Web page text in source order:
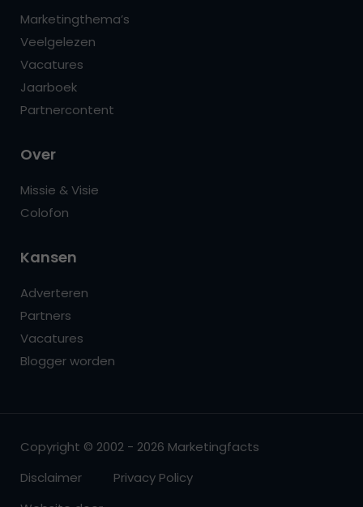
Marketingthema’s
Veelgelezen
Vacatures
Jaarboek
Partnercontent
Over
Missie & Visie
Colofon
Kansen
Adverteren
Partners
Vacatures
Blogger worden
Copyright © 2002 - 2026 Marketingfacts
Disclaimer
Privacy Policy